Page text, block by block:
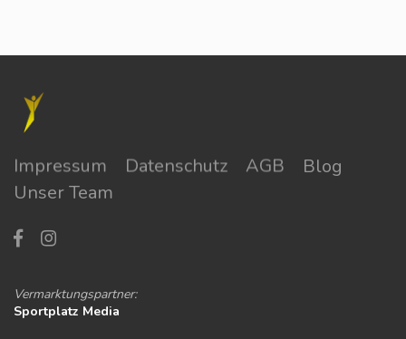
Impressum Datenschutz AGB
Blog
Unser Team
Vermarktungspartner:
Sportplatz Media